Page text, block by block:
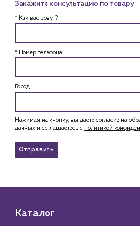
Закажите консультацию по товару
* Как вас зовут?
* Номер телефона
Город
Нажимая на кнопку, вы даете согласие на
данных и соглашаетесь c политикой
Отправить
Каталог